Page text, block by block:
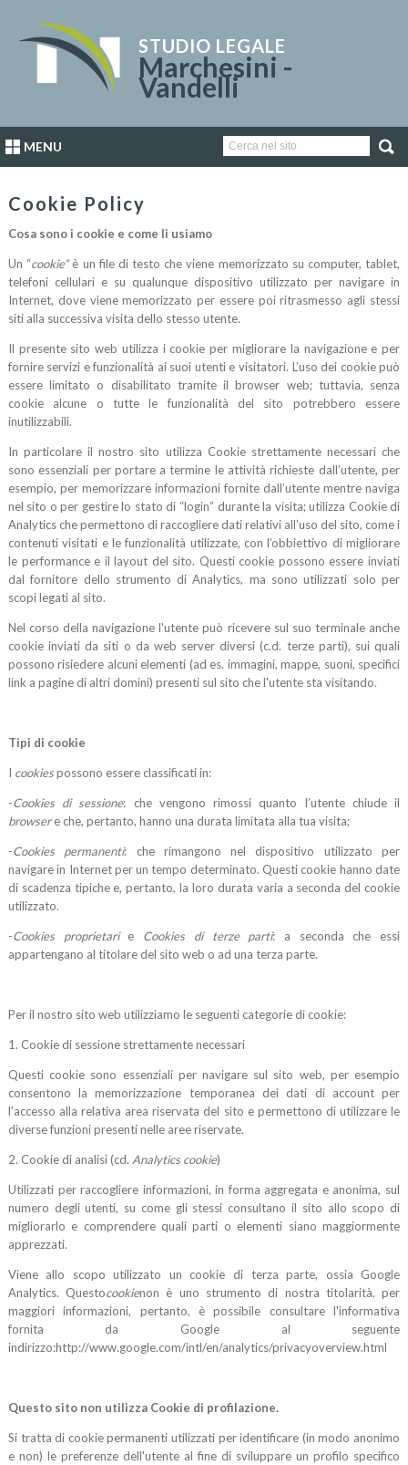
STUDIO LEGALE
Marchesini -
Vandelli
MENU
Cookie Policy
Cosa sono i cookie e come li usiamo
Un “cookie”è un file di testo che viene memorizzato su computer, tablet,
telefoni cellulari e su qualunque dispositivo utilizzato per navigare in
Internet, dove viene memorizzato per essere poi ritrasmesso agli stessi
siti alla successiva visita dello stesso utente.
Il presente sito web utilizza i cookie per migliorare la navigazione e per
fornire servizi e funzionalità ai suoi utenti e visitatori. L’uso dei cookie può
essere limitato o disabilitato tramite il browser web; tuttavia, senza
cookie alcune o tutte le funzionalità del sito potrebbero essere
inutilizzabili.
In particolare il nostro sito utilizza Cookie strettamente necessari che
sono essenziali per portare a termine le attività richieste dall’utente, per
esempio, per memorizzare informazioni fornite dall’utente mentre naviga
nel sito o per gestire lo stato di “login” durante la visita; utilizza Cookie di
Analytics che permettono di raccogliere dati relativi all’uso del sito, come i
contenuti visitati e le funzionalità utilizzate, con l’obbiettivo di migliorare
le performance e il layout del sito. Questi cookie possono essere inviati
dal fornitore dello strumento di Analytics, ma sono utilizzati solo per
scopi legati al sito.
Nel corso della navigazione l'utente può ricevere sul suo terminale anche
cookie inviati da siti o da web server diversi (c.d. terze parti), sui quali
possono risiedere alcuni elementi (ad es. immagini, mappe, suoni, specifici
link a pagine di altri domini) presenti sul sito che l'utente sta visitando.
Tipi di cookie
I cookiespossono essere classificati in:
-Cookies di sessione: che vengono rimossi quanto l’utente chiude il
browsere che, pertanto, hanno una durata limitata alla tua visita;
-Cookies permanenti: che rimangono nel dispositivo utilizzato per
navigare in Internet per un tempo determinato. Questi cookie hanno date
di scadenza tipiche e, pertanto, la loro durata varia a seconda del cookie
utilizzato.
-Cookies proprietarie Cookies di terze parti: a seconda che essi
appartengano al titolare del sito web o ad una terza parte.
Per il nostro sito web utilizziamo le seguenti categorie di cookie:
1. Cookie di sessione strettamente necessari
Questi cookie sono essenziali per navigare sul sito web, per esempio
consentono la memorizzazione temporanea dei dati di account per
l'accesso alla relativa area riservata del sito e permettono di utilizzare le
diverse funzioni presenti nelle aree riservate.
2. Cookie di analisi (cd. Analytics cookie)
Utilizzati per raccogliere informazioni, in forma aggregata e anonima, sul
numero degli utenti, su come gli stessi consultano il sito allo scopo di
migliorarlo e comprendere quali parti o elementi siano maggiormente
apprezzati.
Viene allo scopo utilizzato un cookie di terza parte, ossia Google
Analytics. Questocookienon è uno strumento di nostra titolarità, per
maggiori informazioni, pertanto, è possibile consultare l'informativa
fornita da Google al seguente
indirizzo:http://www.google.com/intl/en/analytics/privacyoverview.html
Questo sito non utilizza Cookie di profilazione.
Si tratta di cookie permanenti utilizzati per identificare (in modo anonimo
e non) le preferenze dell'utente al fine di sviluppare un profilo specifico